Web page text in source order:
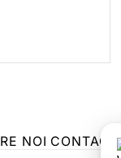
NOI CONTACT